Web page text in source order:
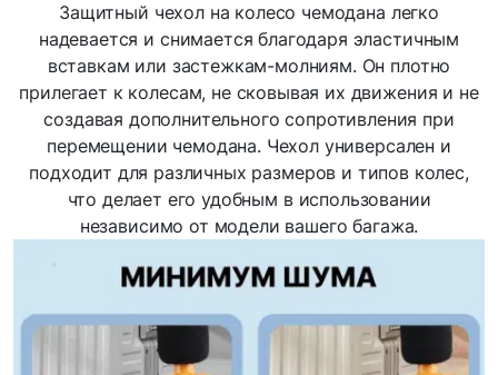
Защитный чехол на колесо чемодана легко
надевается и снимается благодаря эластичным
вставкам или застежкам-молниям. Он плотно
прилегает к колесам, не сковывая их движения и не
создавая дополнительного сопротивления при
перемещении чемодана. Чехол универсален и
подходит для различных размеров и типов колес,
что делает его удобным в использовании
независимо от модели вашего багажа.